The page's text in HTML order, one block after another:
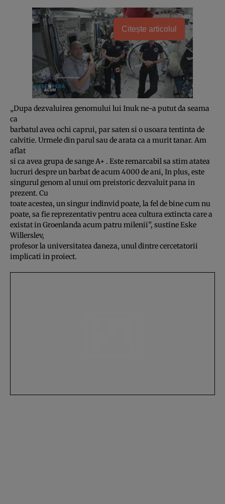
Citește articolul
„Dupa dezvaluirea genomului lui Inuk ne-a putut da seama
ca
barbatul avea ochi caprui, par saten si o usoara tentinta de
calvitie. Urmele din parul sau de arata ca a murit tanar. Am
aflat
si ca avea grupa de sange A+ . Este remarcabil sa stim atatea
lucruri despre un barbat de acum 4000 de ani, In plus, este
singurul genom al unui om preistoric dezvaluit pana in
prezent. Cu
toate acestea, un singur indinvid poate, la fel de bine cum nu
poate, sa fie reprezentativ pentru acea cultura extincta care a
existat in Groenlanda acum patru milenii”, sustine Eske
Willerslev,
profesor la universitatea daneza, unul dintre cercetatorii
implicati in proiect.